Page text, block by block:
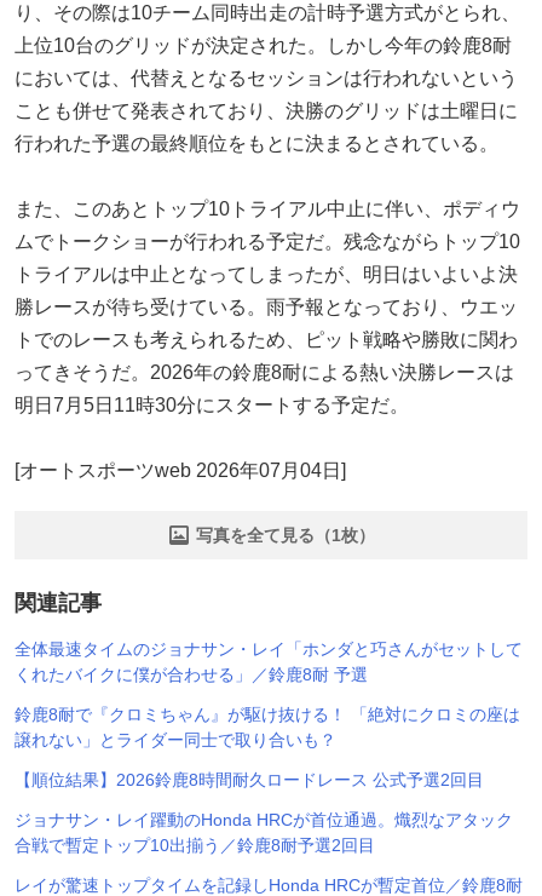
り、その際は10チーム同時出走の計時予選方式がとられ、
上位10台のグリッドが決定された。しかし今年の鈴鹿8耐
においては、代替えとなるセッションは行われないという
ことも併せて発表されており、決勝のグリッドは土曜日に
行われた予選の最終順位をもとに決まるとされている。
また、このあとトップ10トライアル中止に伴い、ポディウ
ムでトークショーが行われる予定だ。残念ながらトップ10
トライアルは中止となってしまったが、明日はいよいよ決
勝レースが待ち受けている。雨予報となっており、ウエッ
トでのレースも考えられるため、ピット戦略や勝敗に関わ
ってきそうだ。2026年の鈴鹿8耐による熱い決勝レースは
明日7月5日11時30分にスタートする予定だ。
[オートスポーツweb 2026年07月04日]
写真を全て見る（1枚）
関連記事
全体最速タイムのジョナサン・レイ「ホンダと巧さんがセットして
くれたバイクに僕が合わせる」／鈴鹿8耐 予選
鈴鹿8耐で『クロミちゃん』が駆け抜ける！ 「絶対にクロミの座は
譲れない」とライダー同士で取り合いも？
【順位結果】2026鈴鹿8時間耐久ロードレース 公式予選2回目
ジョナサン・レイ躍動のHonda HRCが首位通過。熾烈なアタック
合戦で暫定トップ10出揃う／鈴鹿8耐予選2回目
レイが驚速トップタイムを記録しHonda HRCが暫定首位／鈴鹿8耐